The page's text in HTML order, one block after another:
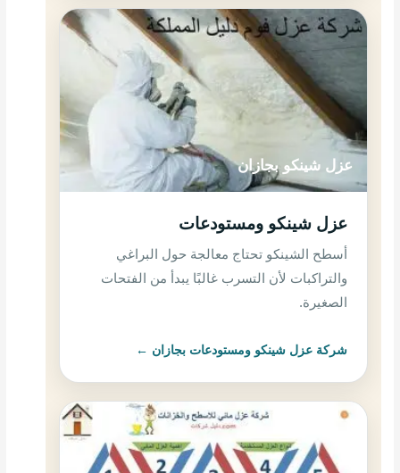
عزل شينكو بجازان
عزل شينكو ومستودعات
أسطح الشينكو تحتاج معالجة حول البراغي
والتراكبات لأن التسرب غالبًا يبدأ من الفتحات
الصغيرة.
شركة عزل شينكو ومستودعات بجازان ←